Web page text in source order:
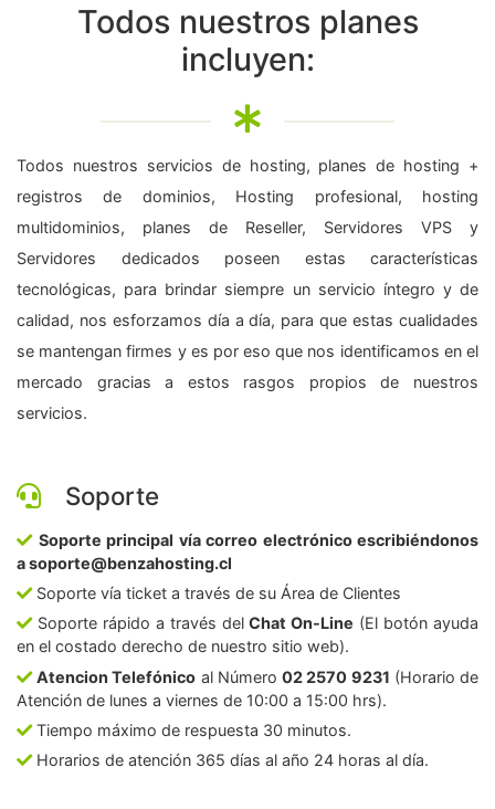
Todos nuestros planes
incluyen:
Todos nuestros servicios de hosting, planes de hosting +
registros de dominios, Hosting profesional, hosting
multidominios, planes de Reseller, Servidores VPS y
Servidores dedicados poseen estas características
tecnológicas, para brindar siempre un servicio íntegro y de
calidad, nos esforzamos día a día, para que estas cualidades
se mantengan firmes y es por eso que nos identificamos en el
mercado gracias a estos rasgos propios de nuestros
servicios.
Soporte
Soporte principal vía correo electrónico escribiéndonos
a soporte@benzahosting.cl
Soporte vía ticket a través de su Área de Clientes
Soporte rápido a través delChat On-Line (El botón ayuda
en el costado derecho de nuestro sitio web).
Atencion Telefónico al Número02 2570 9231 (Horario de
Atención de lunes a viernes de 10:00 a 15:00 hrs).
Tiempo máximo de respuesta 30 minutos.
Horarios de atención 365 días al año 24 horas al día.